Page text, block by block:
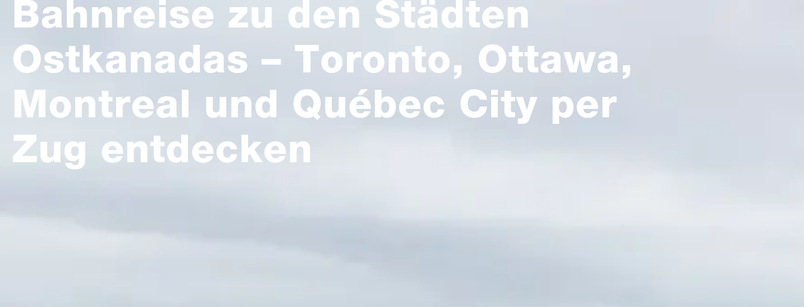
Bahnreise zu den Städten
Ostkanadas – Toronto, Ottawa,
Montreal und Québec City per
Zug entdecken